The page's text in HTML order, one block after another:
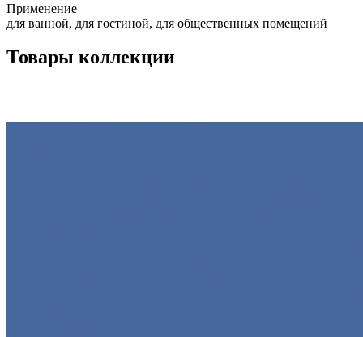
Применение
для ванной, для гостиной, для общественных помещений
Товары коллекции